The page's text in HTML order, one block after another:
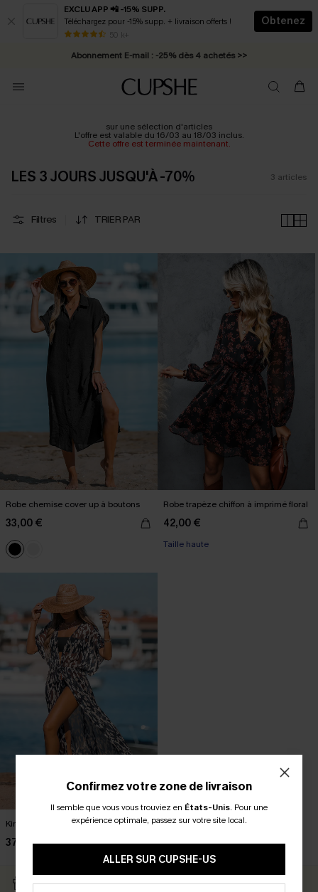
EXCLU APP 📲 -15% SUPP.
Téléchargez pour -15% supp. + livraison offerts !
50 k+
Obtenez
* Livraison éclair 2-3 jours ouvrés >>
Abonnement E-mail : -25% dès 4 achetés >>
sur une sélection d'articles
L'offre est valable du 16/03 au 18/03 inclus.
Cette offre est terminée maintenant.
LES 3 JOURS JUSQU'À -70% 3 articles
Filtres TRIER PAR
Robe chemise cover up à boutons
33,00 €
Robe trapèze chiffon à imprimé floral
42,00 €
Taille haute
Kimono de plage à imprimé léopard
37,00 €
Confirmez votre zone de livraison
Il semble que vous vous trouviez en États-Unis. Pour une
expérience optimale, passez sur votre site local.
ALLER SUR CUPSHE-US
CARTE CATEAU
RETOURS GRATUITS